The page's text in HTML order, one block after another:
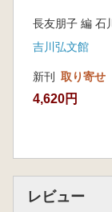
吉川弘文館
新刊 取り寄せ
4,620円
レビュー